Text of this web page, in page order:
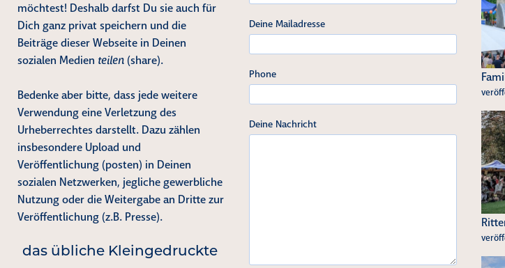
möchtest! Deshalb darfst Du sie auch für
Dich ganz privat speichern und die
Beiträge dieser Webseite in Deinen
sozialen Medien teilen (share).
Bedenke aber bitte, dass jede weitere
Verwendung eine Verletzung des
Urheberrechtes darstellt. Dazu zählen
insbesondere Upload und
Veröffentlichung (posten) in Deinen
sozialen Netzwerken, jegliche gewerbliche
Nutzung oder die Weitergabe an Dritte zur
Veröffentlichung (z.B. Presse).
das übliche Kleingedruckte
Deine Mailadresse
Phone
Deine Nachricht